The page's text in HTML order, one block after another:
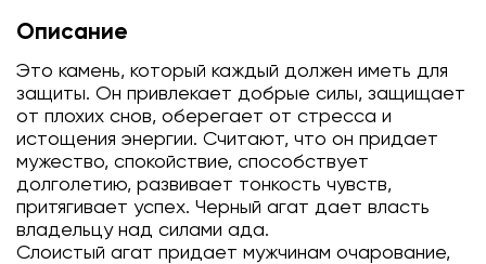
Описание
Это камень, который каждый должен иметь для
защиты. Он привлекает добрые силы, защищает
от плохих снов, оберегает от стресса и
истощения энергии. Считают, что он придает
мужество, спокойствие, способствует
долголетию, развивает тонкость чувств,
притягивает успех. Черный агат дает власть
владельцу над силами ада.
Слоистый агат придает мужчинам очарование,